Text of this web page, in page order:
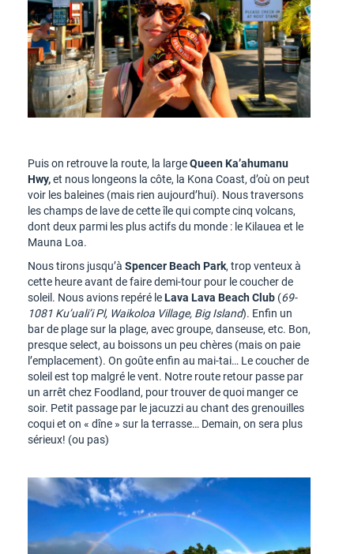
Puis on retrouve la route, la largeQueen Ka’ahumanu
Hwy,et nous longeons la côte, la Kona Coast, d’où on peut
voir les baleines (mais rien aujourd’hui). Nous traversons
les champs de lave de cette île qui compte cinq volcans,
dont deux parmi les plus actifs du monde : le Kilauea et le
Mauna Loa.
Nous tirons jusqu’à Spencer Beach Park, trop venteux à
cette heure avant de faire demi-tour pour le coucher de
soleil. Nous avions repéré leLava Lava Beach Club (69-
1081 Ku’uali’i Pl, Waikoloa Village, Big Island). Enfin un
bar de plage sur la plage, avec groupe, danseuse, etc. Bon,
presque select, au boissons un peu chères (mais on paie
l’emplacement). On goûte enfin au mai-tai… Le coucher de
soleil est top malgré le vent. Notre route retour passe par
un arrêt chez Foodland, pour trouver de quoi manger ce
soir. Petit passage par le jacuzzi au chant des grenouilles
coqui et on « dîne » sur la terrasse… Demain, on sera plus
sérieux! (ou pas)